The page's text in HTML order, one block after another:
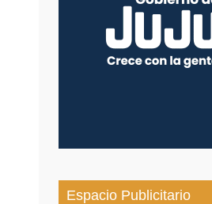
Espacio Publicitario